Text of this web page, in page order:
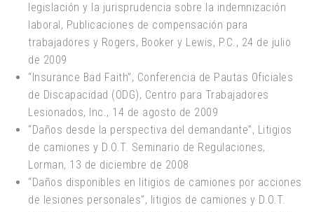
legislación y la jurisprudencia sobre la indemnización
laboral, Publicaciones de compensación para
trabajadores y Rogers, Booker y Lewis, P.C., 24 de julio
de 2009
“Insurance Bad Faith”, Conferencia de Pautas Oficiales
de Discapacidad (ODG), Centro para Trabajadores
Lesionados, Inc., 14 de agosto de 2009
“Daños desde la perspectiva del demandante”, Litigios
de camiones y D.O.T. Seminario de Regulaciones,
Lorman, 13 de diciembre de 2008
“Daños disponibles en litigios de camiones por acciones
de lesiones personales”, litigios de camiones y D.O.T.